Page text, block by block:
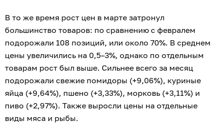
В то же время рост цен в марте затронул
большинство товаров: по сравнению с февралем
подорожали 108 позиций, или около 70%. В среднем
цены увеличились на 0,5–3%, однако по отдельным
товарам рост был выше. Сильнее всего за месяц
подорожали свежие помидоры (+9,06%), куриные
яйца (+9,64%), пшено (+3,33%), морковь (+3,11%) и
пиво (+2,97%). Также выросли цены на отдельные
виды мяса и рыбы.